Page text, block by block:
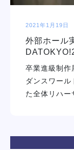
2021年1月19日
外部ホール
卒業進級制
ダンスワー
た全体リハー
就職・デビュー
入学案内
訪問者別